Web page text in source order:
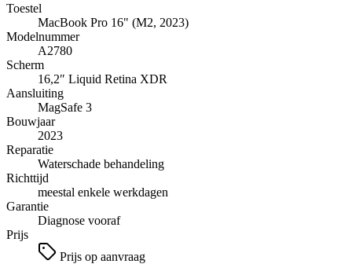
Toestel
MacBook Pro 16" (M2, 2023)
Modelnummer
A2780
Scherm
16,2″ Liquid Retina XDR
Aansluiting
MagSafe 3
Bouwjaar
2023
Reparatie
Waterschade behandeling
Richttijd
meestal enkele werkdagen
Garantie
Diagnose vooraf
Prijs
Prijs op aanvraag